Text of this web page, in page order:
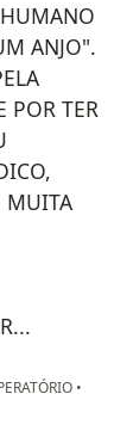
ANJO".
POR TER
MUITA
•